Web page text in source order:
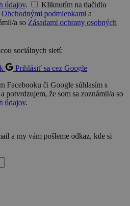
údajov.
Kliknutím na tlačidlo
Obchodnými podmienkami a
a so Zásadami ochrany osobných
sociálnych sietí:
Prihlásiť sa cez Google
Facebooku či Google súhlasím s
a potvrdzujem, že som sa zoznámil/a so
údajov.
a my vám pošleme odkaz, kde si